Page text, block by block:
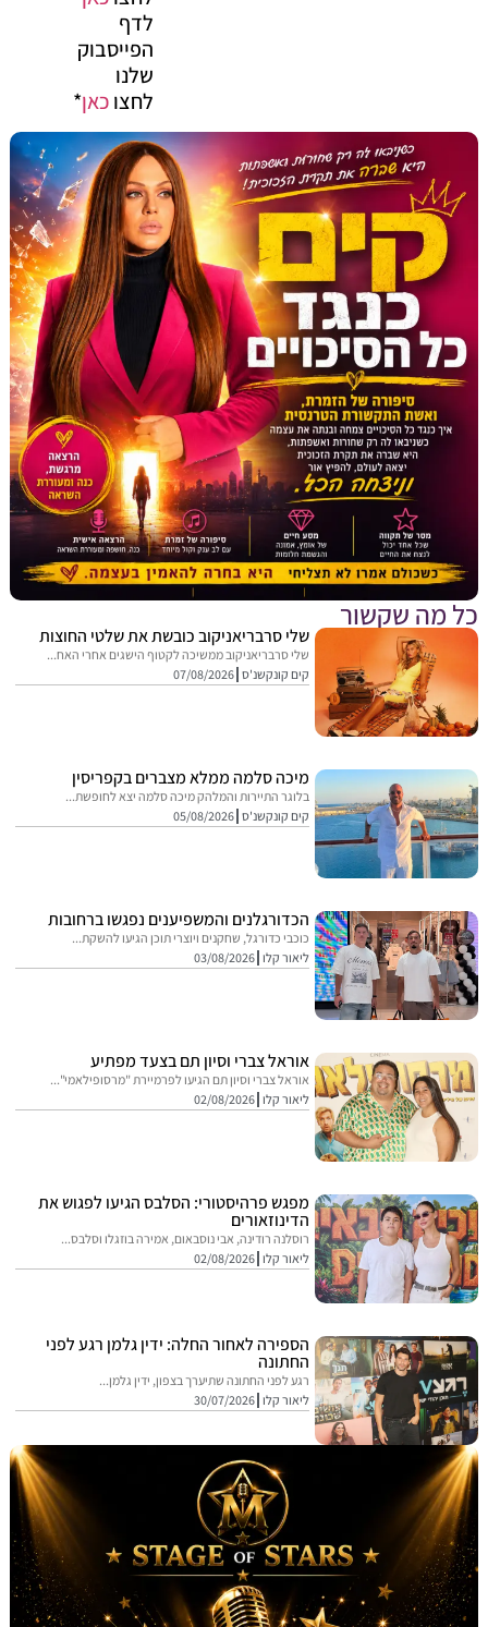
הפייסבוק
לחצוכאן*
שקשור
שלי סרבריאניקוב כובשת את שלטי החוצות
שלי סרבריאניקוב ממשיכה לקטוף הישגים אחרי האח...
קים קונקשנ'ס 07/08/2026
מיכה סלמה ממלא מצברים בקפריסין
בלוגר התיירות והמלהק מיכה סלמה יצא לחופשת...
קים קונקשנ'ס 05/08/2026
הכדורגלנים והמשפיענים נפגשו ברחובות
כוכבי כדורגל, שחקנים ויוצרי תוכן הגיעו להשקת...
ליאור קלו 03/08/2026
אוראל צברי וסיון תם בצעד מפתיע
אוראל צברי וסיון תם הגיעו לפרמיירת "מרסופילאמי"...
ליאור קלו 02/08/2026
מפגש פרהיסטורי: הסלבס הגיעו לפגוש את
הדינוזאורים
רוסלנה רודינה, אבי נוסבאום, אמירה בוזגלו וסלבס...
ליאור קלו 02/08/2026
הספירה לאחור החלה: ידין גלמן רגע לפני
החתונה
רגע לפני החתונה שתיערך בצפון, ידין גלמן...
ליאור קלו 30/07/2026